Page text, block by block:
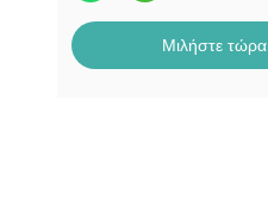
Μιλήστε τώρα.